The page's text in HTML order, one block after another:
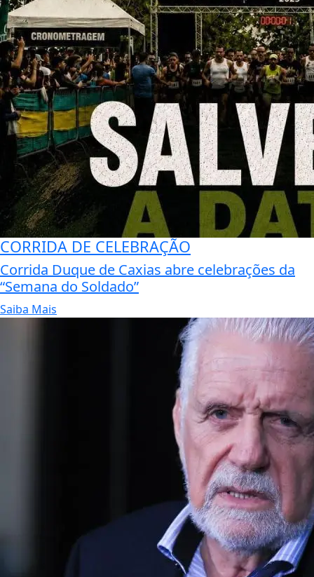
CORRIDA DE CELEBRAÇÃO
Corrida Duque de Caxias abre celebrações da
“Semana do Soldado”
Saiba Mais